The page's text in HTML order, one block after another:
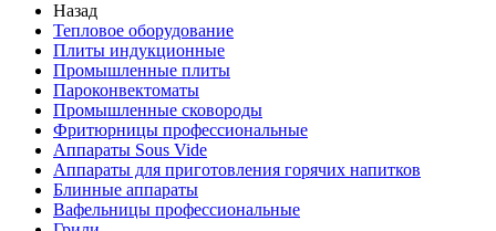
Назад
Тепловое оборудование
Плиты индукционные
Промышленные плиты
Пароконвектоматы
Промышленные сковороды
Фритюрницы профессиональные
Аппараты Sous Vide
Аппараты для приготовления горячих напитков
Блинные аппараты
Вафельницы профессиональные